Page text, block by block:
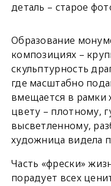
деталь – старое
Образование
композициях –
скульптурность
где масштабно
вмещается в рамки
цвету – плотному,
высветленному,
художница видела
Часть «фрески»
порадует всех